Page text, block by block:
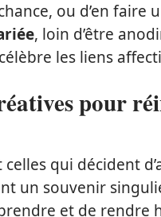
ou d’en faire
, loin d’être
les liens
pour
qui décident
un souvenir
et de rendre